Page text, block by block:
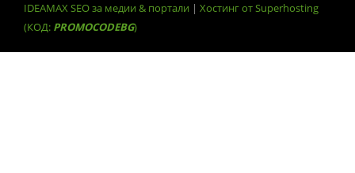
IDEAMAX SEO за медии & портали | Хостинг от Superhosting
(КОД: PROMOCODEBG)